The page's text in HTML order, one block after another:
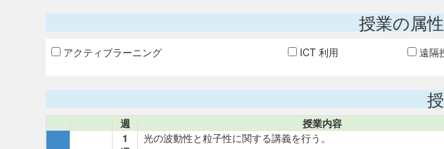
授業の属
アクティブラーニング ICT 利用 遠隔
週 授業内容
1
光の波動性と粒子性に関する講義を行う。